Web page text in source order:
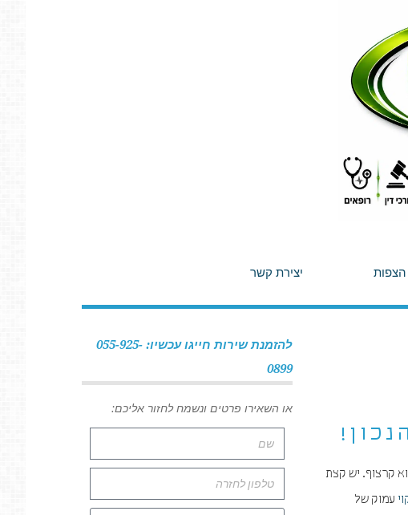
יצירת קשר
קרצוף. יש קצת
עמוק של
להזמנת שירות חייגו עכשיו: 055-925-
0899
או השאירו פרטים ונשמח לחזור אליכם: